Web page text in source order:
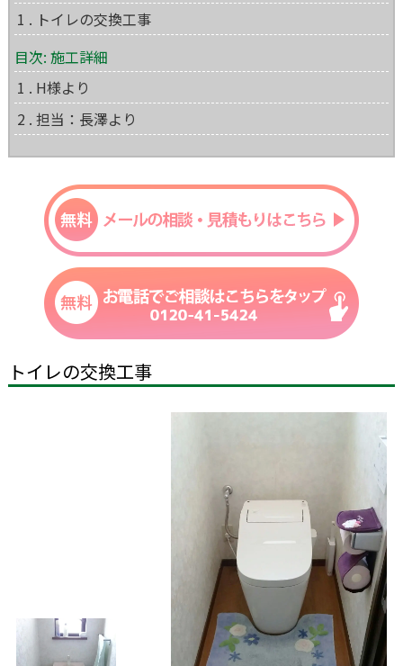
1 . トイレの交換工事
目次: 施工詳細
1 . H様より
2 . 担当：長澤より
トイレの交換工事